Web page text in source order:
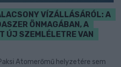
VÍZÁLLÁSÁRÓL: A
ÖNMAGÁBAN, A
ÚJ SZEMLÉLETRE VAN
Atomerőmű helyzetére sem